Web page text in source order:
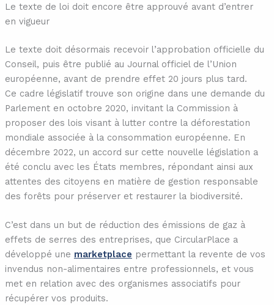
Le texte de loi doit encore être approuvé avant d’entrer
en vigueur
Le texte doit désormais recevoir l’approbation officielle du
Conseil, puis être publié au Journal officiel de l’Union
européenne, avant de prendre effet 20 jours plus tard.
Ce cadre législatif trouve son origine dans une demande du
Parlement en octobre 2020, invitant la Commission à
proposer des lois visant à lutter contre la déforestation
mondiale associée à la consommation européenne. En
décembre 2022, un accord sur cette nouvelle législation a
été conclu avec les États membres, répondant ainsi aux
attentes des citoyens en matière de gestion responsable
des forêts pour préserver et restaurer la biodiversité.
C’est dans un but de réduction des émissions de gaz à
effets de serres des entreprises, que CircularPlace a
développé une marketplace permettant la revente de vos
invendus non-alimentaires entre professionnels, et vous
met en relation avec des organismes associatifs pour
récupérer vos produits.